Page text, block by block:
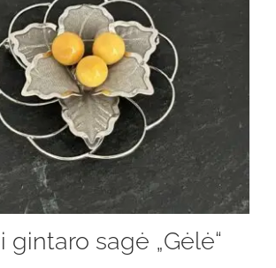
gintaro sagė „Gėlė“